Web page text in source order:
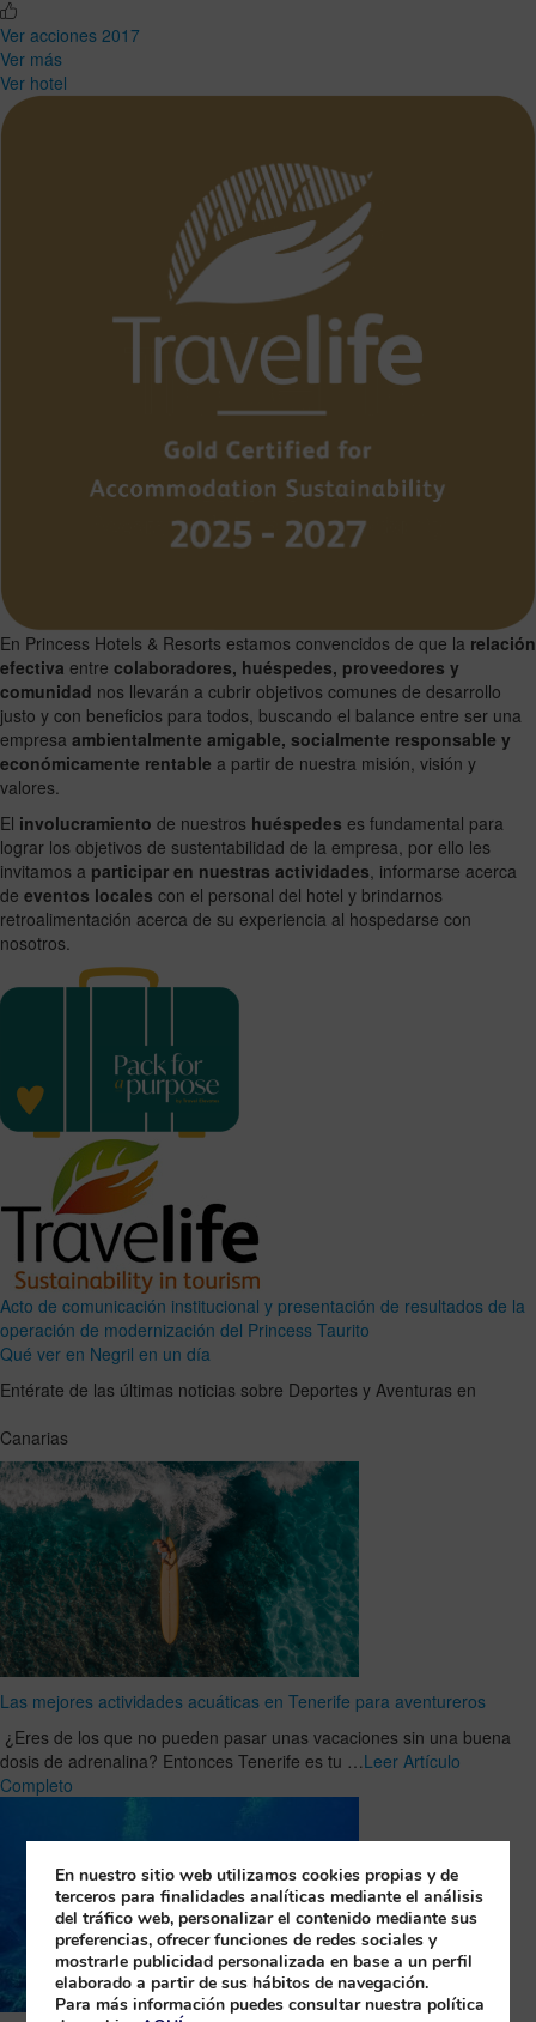
Ver acciones 2017
Ver más
Ver hotel
En Princess Hotels & Resorts estamos convencidos de que la relación
efectiva entre colaboradores, huéspedes, proveedores y
comunidad nos llevarán a cubrir objetivos comunes de desarrollo
justo y con beneficios para todos, buscando el balance entre ser una
empresa ambientalmente amigable, socialmente responsable y
económicamente rentable a partir de nuestra misión, visión y
valores.
El involucramiento de nuestros huéspedes es fundamental para
lograr los objetivos de sustentabilidad de la empresa, por ello les
invitamos a participar en nuestras actividades , informarse acerca
de eventos locales con el personal del hotel y brindarnos
retroalimentación acerca de su experiencia al hospedarse con
nosotros.
Acto de comunicación institucional y presentación de resultados de la
operación de modernización del Princess Taurito
Qué ver en Negril en un día
Entérate de las últimas noticias sobre Deportes y Aventuras en
Canarias
Las mejores actividades acuáticas en Tenerife para aventureros
¿Eres de los que no pueden pasar unas vacaciones sin una buena
dosis de adrenalina? Entonces Tenerife es tu …Leer Artículo
Completo
En nuestro sitio web utilizamos cookies propias y de
terceros para finalidades analíticas mediante el análisis
del tráfico web, personalizar el contenido mediante sus
preferencias, ofrecer funciones de redes sociales y
mostrarle publicidad personalizada en base a un perfil
elaborado a partir de sus hábitos de navegación.
Para más información puedes consultar nuestra política